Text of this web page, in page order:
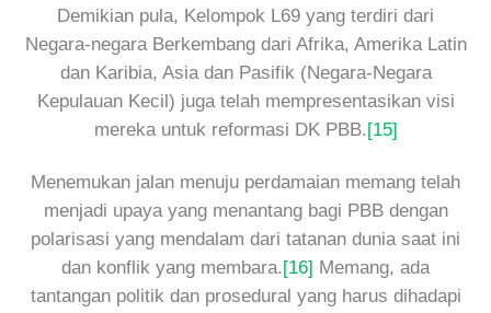
Demikian pula, Kelompok L69 yang terdiri dari
Negara-negara Berkembang dari Afrika, Amerika Latin
dan Karibia, Asia dan Pasifik (Negara-Negara
Kepulauan Kecil) juga telah mempresentasikan visi
mereka untuk reformasi DK PBB. [15]
Menemukan jalan menuju perdamaian memang telah
menjadi upaya yang menantang bagi PBB dengan
polarisasi yang mendalam dari tatanan dunia saat ini
dan konflik yang membara. [16] Memang, ada
tantangan politik dan prosedural yang harus dihadapi